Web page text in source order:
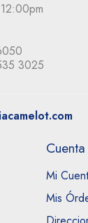
3025
Cuenta
Mi
Mis